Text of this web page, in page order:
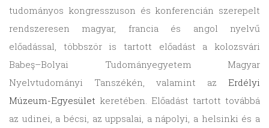
tudományos kongresszuson és konferencián szerepelt
rendszeresen magyar, francia és angol nyelvű
előadással, többször is tartott előadást a kolozsvári
Babeş–Bolyai Tudományegyetem Magyar
Nyelvtudományi Tanszékén, valamint az Erdélyi
Múzeum-Egyesület keretében. Előadást tartott továbbá
az udinei, a bécsi, az uppsalai, a nápolyi, a helsinki és a